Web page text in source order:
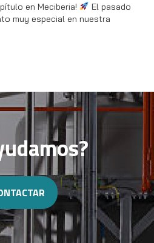
en Meciberia!
El pasado
muy especial en nuestra